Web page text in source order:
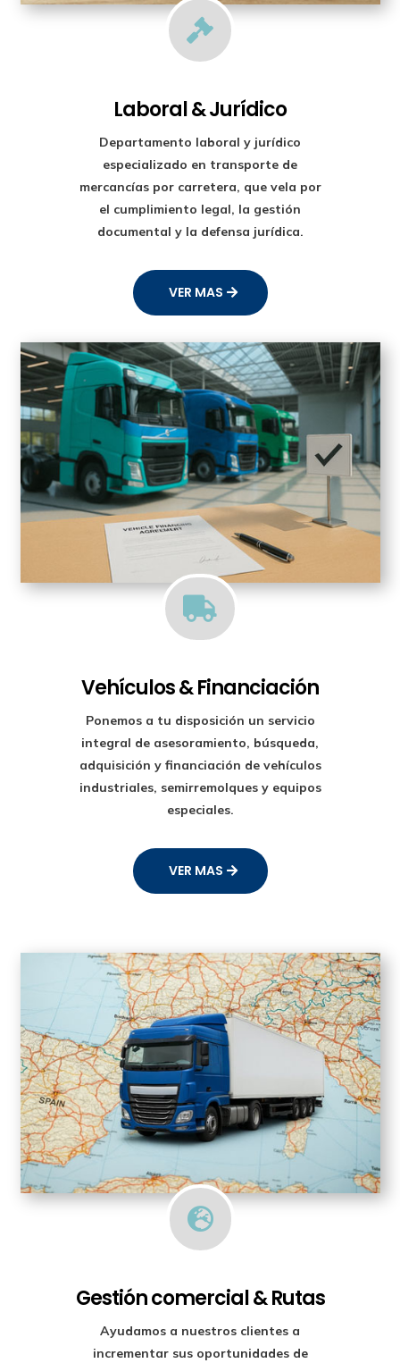

Laboral & Jurídico
Departamento laboral y jurídico
especializado en transporte de
mercancías por carretera, que vela por
el cumplimiento legal, la gestión
documental y la defensa jurídica.
VER MAS

Vehículos & Financiación
Ponemos a tu disposición un servicio
integral de asesoramiento, búsqueda,
adquisición y financiación de vehículos
industriales, semirremolques y equipos
especiales.
VER MAS

Gestión comercial & Rutas
Ayudamos a nuestros clientes a
incrementar sus oportunidades de